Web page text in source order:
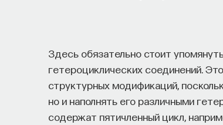
Здесь обязательно стоит
гетероциклических соединений.
структурных модификаций,
но и наполнять его различными
содержат пятичленный цикл,